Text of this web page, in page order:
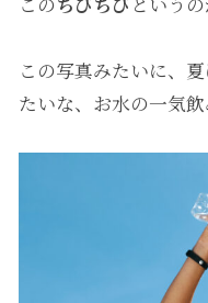
この写真みたいに、
たいな、お水の一気飲